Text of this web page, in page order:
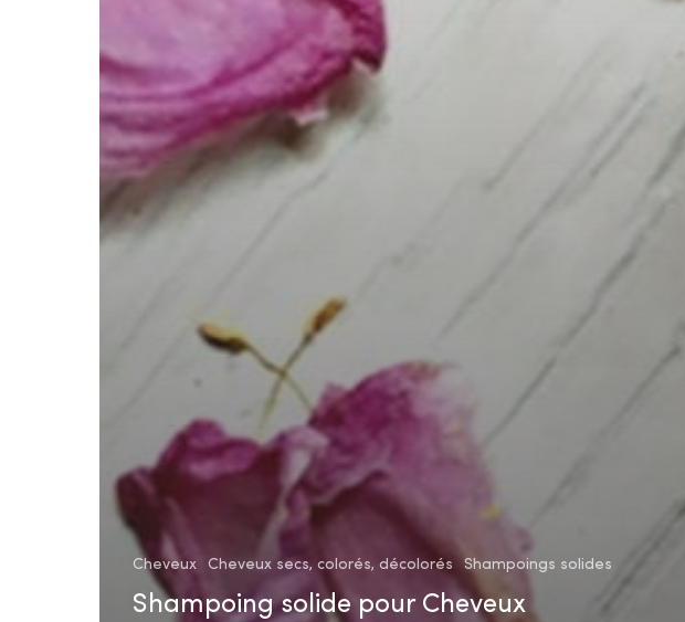
Cheveux Cheveux secs, colorés, décolorés Shampoings solides
Shampoing solide pour Cheveux